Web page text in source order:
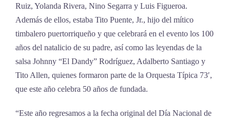
Ruiz, Yolanda Rivera, Nino Segarra y Luis Figueroa.
Además de ellos, estaba Tito Puente, Jr., hijo del mítico
timbalero puertorriqueño y que celebrará en el evento los 100
años del natalicio de su padre, así como las leyendas de la
salsa Johnny “El Dandy” Rodríguez, Adalberto Santiago y
Tito Allen, quienes formaron parte de la Orquesta Típica 73′,
que este año celebra 50 años de fundada.
“Este año regresamos a la fecha original del Día Nacional de